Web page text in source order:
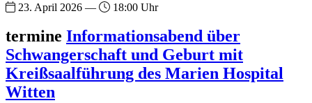
23. April 2026 —
18:00 Uhr
termine Informationsabend über
Schwangerschaft und Geburt mit
Kreißsaalführung des Marien Hospital
Witten